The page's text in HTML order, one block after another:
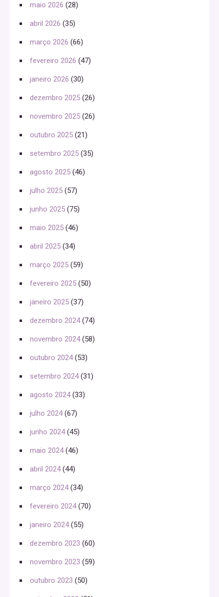
maio 2026 (28)
abril 2026 (35)
março 2026 (66)
fevereiro 2026 (47)
janeiro 2026 (30)
dezembro 2025 (26)
novembro 2025 (26)
outubro 2025 (21)
setembro 2025 (35)
agosto 2025 (46)
julho 2025 (57)
junho 2025 (75)
maio 2025 (46)
abril 2025 (34)
março 2025 (59)
fevereiro 2025 (50)
janeiro 2025 (37)
dezembro 2024(74)
novembro 2024(58)
outubro 2024(53)
setembro 2024(31)
agosto 2024(33)
julho 2024(67)
junho 2024(45)
maio 2024(46)
abril 2024(44)
março 2024(34)
fevereiro 2024(70)
janeiro 2024(55)
dezembro 2023 (60)
novembro 2023 (59)
outubro 2023 (50)